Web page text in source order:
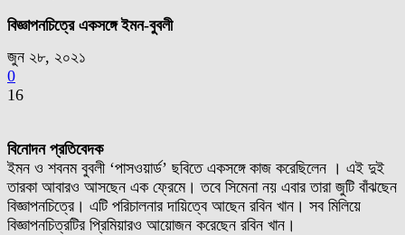
বিজ্ঞাপনচিত্রে একসঙ্গে ইমন-বুবলী
জুন ২৮, ২০২১
0
16
বিনোদন প্রতিবেদক
ইমন ও শবনম বুবলী ‘পাসওয়ার্ড’ ছবিতে একসঙ্গে কাজ করেছিলেন । এই দুই
তারকা আবারও আসছেন এক ফ্রেমে। তবে সিমেনা নয় এবার তারা জুটি বাঁঝছেন
বিজ্ঞাপনচিত্রে। এটি পরিচালনার দায়িত্বে আছেন রবিন খান। সব মিলিয়ে
বিজ্ঞাপনচিত্রটির প্রিমিয়ারও আয়োজন করেছেন রবিন খান।